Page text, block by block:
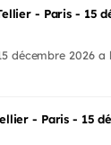
- Paris - 15
décembre 2026 a
- Paris - 15